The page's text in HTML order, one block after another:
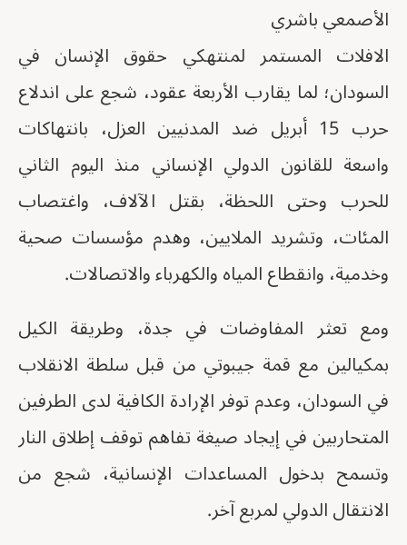
الأصمعي باشري
الافلات المستمر لمنتهكي حقوق الإنسان في
السودان؛ لما يقارب الأربعة عقود، شجع على اندلاع
حرب 15 أبريل ضد المدنيين العزل، بانتهاكات
واسعة للقانون الدولي الإنساني منذ اليوم الثاني
للحرب وحتى اللحظة، بقتل الآلاف، واغتصاب
المئات، وتشريد الملايين، وهدم مؤسسات صحية
وخدمية، وانقطاع المياه والكهرباء والاتصالات.
ومع تعثر المفاوضات في جدة، وطريقة الكيل
بمكيالين مع قمة جيبوتي من قبل سلطة الانقلاب
في السودان، وعدم توفر الإرادة الكافية لدى الطرفين
المتحاربين في إيجاد صيغة تفاهم توقف إطلاق النار
وتسمح بدخول المساعدات الإنسانية، شجع من
الانتقال الدولي لمربع آخر.